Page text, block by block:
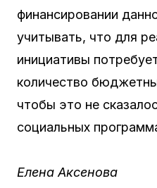
финансировании
учитывать, что для
инициативы
количество
чтобы это не
социальных
Елена Аксенова